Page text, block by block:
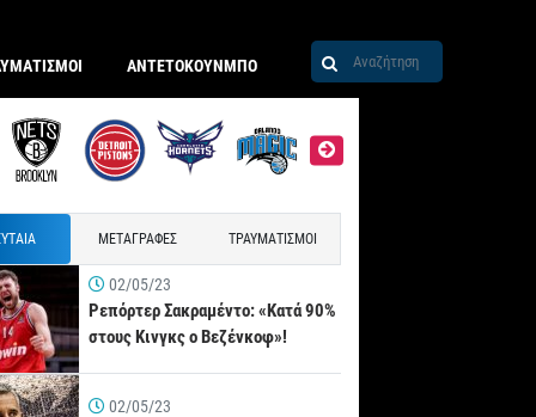
ΑΝΤΕΤΟΚΟΥΝΜΠΟ
ΜΕΤΑΓΡΑΦΕΣ ΤΡΑΥΜΑΤΙΣΜΟΙ
02/05/23
Ρεπόρτερ Σακραμέντο: «Κατά 90%
στους Κινγκς ο Βεζένκοφ»!
02/05/23